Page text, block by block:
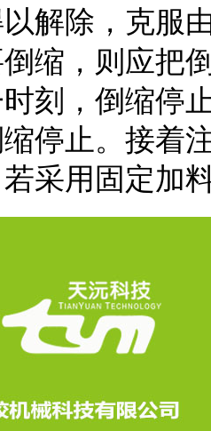
解除，克服
，则应把倒
刻，倒缩停
停止。接着
采用固定加